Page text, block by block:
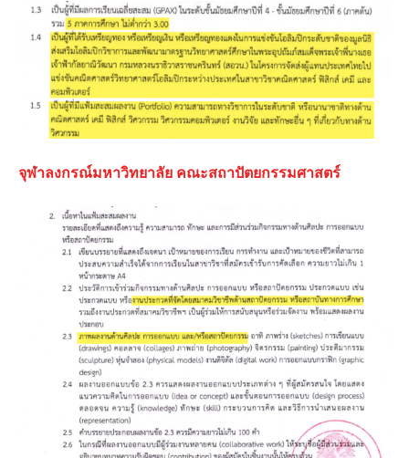
จุฬาลงกรณ์มหาวิทยาลัย คณะสถาปัตยกรรมศาสตร์